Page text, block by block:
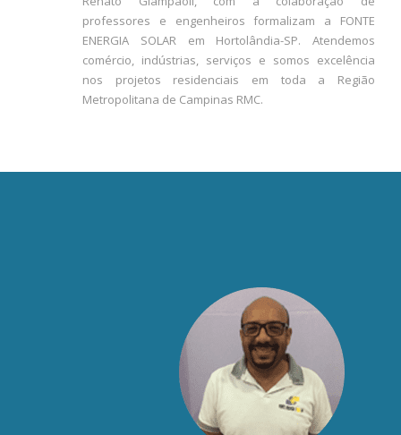
professores e engenheiros formalizam a FONTE
ENERGIA SOLAR em Hortolândia-SP. Atendemos
comércio, indústrias, serviços e somos excelência
nos projetos residenciais em toda a Região
Metropolitana de Campinas RMC.